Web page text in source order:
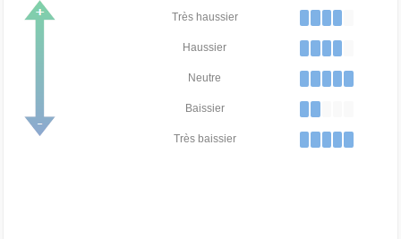
Très haussier
Haussier
Neutre
Baissier
Très baissier